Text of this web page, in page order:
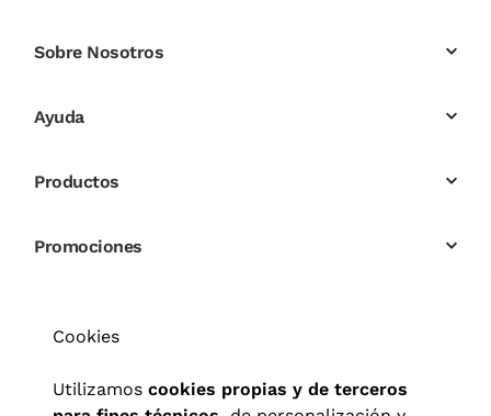
Sobre Nosotros
Ayuda
Productos
Promociones
Cookies
Utilizamos cookies propias y de terceros